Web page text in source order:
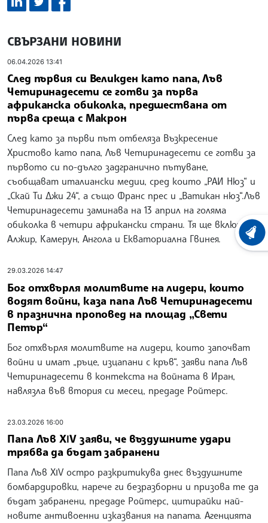
СВЪРЗАНИ НОВИНИ
06.04.2026 13:41
След първия си Великден като папа, Лъв
Четиринадесети се готви за първа
африканска обиколка, предшествана от
първа среща с Макрон
След като за първи път отбеляза Възкресение
Христово като папа, Лъв Четиринадесети се готви за
първото си по-дълго задгранично пътуване,
съобщават италиански медии, сред които „РАИ Нюз“ и
„Скай Ти Джи 24“, а също Франс прес и „Ватикан нюз“.Лъв
Четиринадесети заминава на 13 април на голяма
обиколка в четири африкански страни. Тя ще включва
Алжир, Камерун, Ангола и Екваториална Гвинея.
29.03.2026 14:47
Бог отхвърля молитвите на лидери, които
водят войни, каза папа Лъв Четиринадесети
в празнична проповед на площад „Свети
Петър“
Бог отхвърля молитвите на лидери, които започват
войни и имат „ръце, изцапани с кръв“, заяви папа Лъв
Четиринадесети в контекста на войната в Иран,
навлязла във втория си месец, предаде Ройтерс.
23.03.2026 16:00
Папа Лъв ХІV заяви, че въздушните удари
трябва да бъдат забранени
Папа Лъв ХІV остро разкритикува днес въздушните
бомбардировки, нарече ги безразборни и призова те да
бъдат забранени, предаде Ройтерс, цитирайки най-
новите антивоенни изказвания на папата. Агенцията